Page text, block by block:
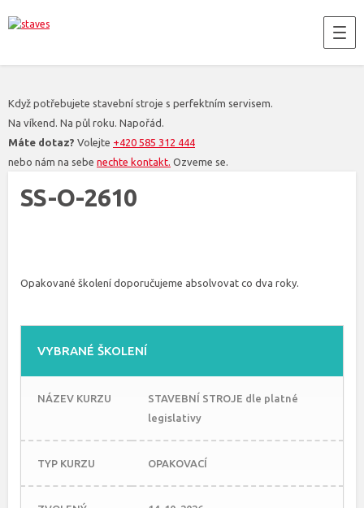
Když potřebujete stavební stroje s perfektním servisem.
Na víkend. Na půl roku. Napořád.
Máte dotaz? Volejte +420 585 312 444
nebo nám na sebe nechte kontakt. Ozveme se.
SS-O-2610
Opakované školení doporučujeme absolvovat co dva roky.
VYBRANÉ ŠKOLENÍ
NÁZEV KURZU
STAVEBNÍ STROJE dle platné
legislativy
TYP KURZU OPAKOVACÍ